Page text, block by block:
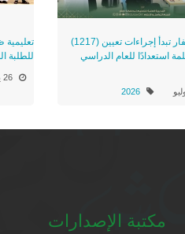
تعليمية ظفار تبدأ إجراءات تعيين (1217)
استعدادًا للعام الدراسي
2026
تعليمية
للطلبة
26 يونيو
مكتبة الإصدارات